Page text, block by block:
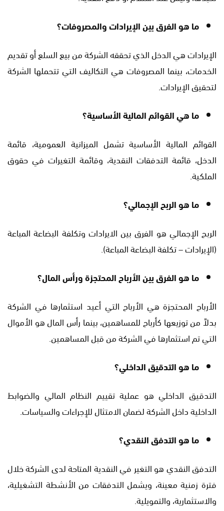
ما هو الفرق بين الإيرادات والمصروفات؟
الإيرادات هي الدخل الذي تحققه الشركة من بيع السلع أو تقديم
الخدمات، بينما المصروفات هي التكاليف التي تتحملها الشركة
لتحقيق الإيرادات.
ما هي القوائم المالية الأساسية؟
القوائم المالية الأساسية تشمل الميزانية العمومية، قائمة
الدخل، قائمة التدفقات النقدية، وقائمة التغيرات في حقوق
الملكية.
ما هو الربح الإجمالي؟
الربح الإجمالي هو الفرق بين الايرادات وتكلفة البضاعة المباعة
(الإيرادات – تكلفة البضاعة المباعة).
ما هو الفرق بين الأرباح المحتجزة ورأس المال؟
الأرباح المحتجزة هي الأرباح التي أعيد استثمارها في الشركة
بدلاً من توزيعها كأرباح للمساهمين، بينما رأس المال هو الأموال
التي تم استثمارها في الشركة من قبل المساهمين.
ما هو التدقيق الداخلي؟
التدقيق الداخلي هو عملية تقييم النظام المالي والضوابط
الداخلية داخل الشركة لضمان الامتثال للإجراءات والسياسات.
ما هو التدفق النقدي؟
التدفق النقدي هو التغير في النقدية المتاحة لدى الشركة خلال
فترة زمنية معينة، ويشمل التدفقات من الأنشطة التشغيلية،
والاستثمارية، والتمويلية.